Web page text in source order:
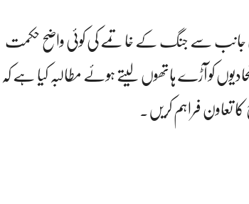
جانب سے جنگ کے خاتمے کی کوئی واضح حکمت
کو آڑے ہاتھوں لیتے ہوئے مطالبہ کیا ہے کہ
تعاون فراہم کریں۔